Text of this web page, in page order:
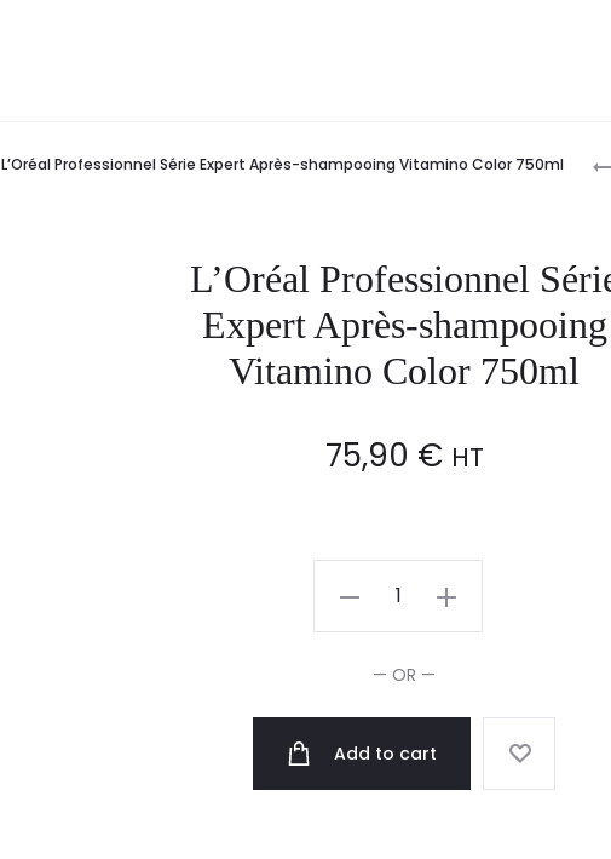
L’Oréal Professionnel Série Expert Après-shampooing Vitamino Color 750ml
L’Oréal Professionnel
Expert Après-shampooing
Vitamino Color 750ml
75,90 € HT
Après-
shampooing
Vitamino
— OR —
Add to cart